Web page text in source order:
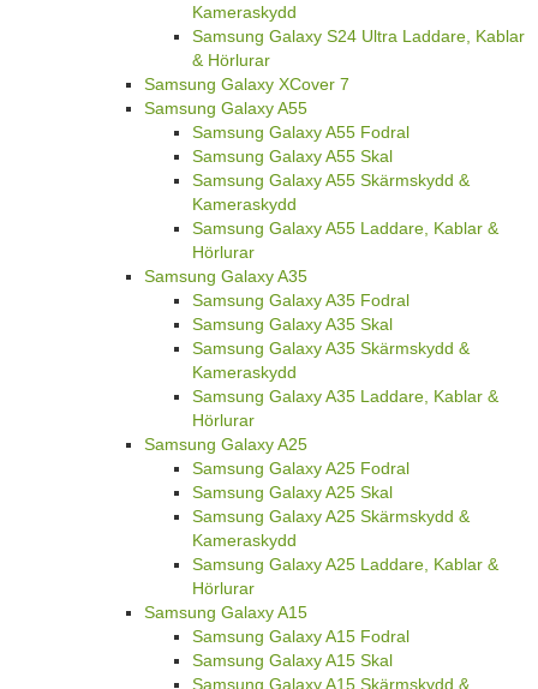
Kameraskydd
Samsung Galaxy S24 Ultra Laddare, Kablar
& Hörlurar
Samsung Galaxy XCover 7
Samsung Galaxy A55
Samsung Galaxy A55 Fodral
Samsung Galaxy A55 Skal
Samsung Galaxy A55 Skärmskydd &
Kameraskydd
Samsung Galaxy A55 Laddare, Kablar &
Hörlurar
Samsung Galaxy A35
Samsung Galaxy A35 Fodral
Samsung Galaxy A35 Skal
Samsung Galaxy A35 Skärmskydd &
Kameraskydd
Samsung Galaxy A35 Laddare, Kablar &
Hörlurar
Samsung Galaxy A25
Samsung Galaxy A25 Fodral
Samsung Galaxy A25 Skal
Samsung Galaxy A25 Skärmskydd &
Kameraskydd
Samsung Galaxy A25 Laddare, Kablar &
Hörlurar
Samsung Galaxy A15
Samsung Galaxy A15 Fodral
Samsung Galaxy A15 Skal
Samsung Galaxy A15 Skärmskydd &